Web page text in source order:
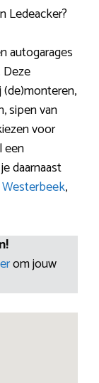
Ledeacker?
autogarages
Deze
sipen van
voor
een
daarnaast
Westerbeek,
om jouw